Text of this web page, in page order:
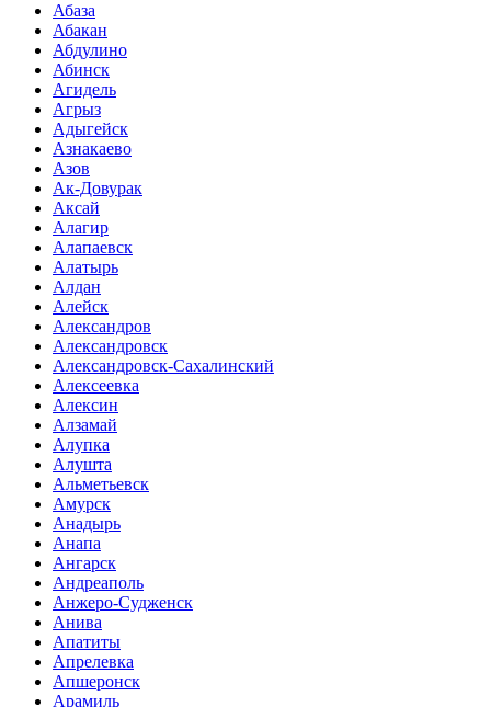
Абаза
Абакан
Абдулино
Абинск
Агидель
Агрыз
Адыгейск
Азнакаево
Азов
Ак-Довурак
Аксай
Алагир
Алапаевск
Алатырь
Алдан
Алейск
Александров
Александровск
Александровск-Сахалинский
Алексеевка
Алексин
Алзамай
Алупка
Алушта
Альметьевск
Амурск
Анадырь
Анапа
Ангарск
Андреаполь
Анжеро-Судженск
Анива
Апатиты
Апрелевка
Апшеронск
Арамиль